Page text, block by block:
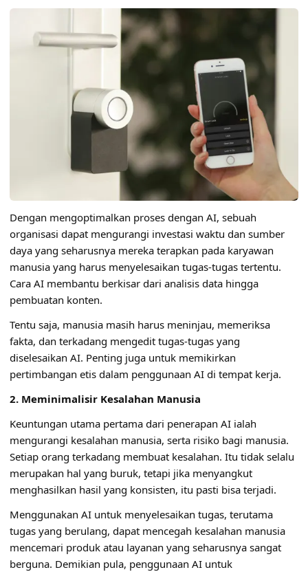
Dengan mengoptimalkan proses dengan AI, sebuah
organisasi dapat mengurangi investasi waktu dan sumber
daya yang seharusnya mereka terapkan pada karyawan
manusia yang harus menyelesaikan tugas-tugas tertentu.
Cara AI membantu berkisar dari analisis data hingga
pembuatan konten.
Tentu saja, manusia masih harus meninjau, memeriksa
fakta, dan terkadang mengedit tugas-tugas yang
diselesaikan AI. Penting juga untuk memikirkan
pertimbangan etis dalam penggunaan AI di tempat kerja.
2. Meminimalisir Kesalahan Manusia
Keuntungan utama pertama dari penerapan AI ialah
mengurangi kesalahan manusia, serta risiko bagi manusia.
Setiap orang terkadang membuat kesalahan. Itu tidak selalu
merupakan hal yang buruk, tetapi jika menyangkut
menghasilkan hasil yang konsisten, itu pasti bisa terjadi.
Menggunakan AI untuk menyelesaikan tugas, terutama
tugas yang berulang, dapat mencegah kesalahan manusia
mencemari produk atau layanan yang seharusnya sangat
berguna. Demikian pula, penggunaan AI untuk